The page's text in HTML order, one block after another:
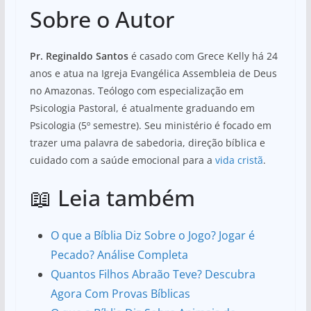
Sobre o Autor
Pr. Reginaldo Santosé casado com Grece Kelly há 24
anos e atua na Igreja Evangélica Assembleia de Deus
no Amazonas. Teólogo com especialização em
Psicologia Pastoral, é atualmente graduando em
Psicologia (5º semestre). Seu ministério é focado em
trazer uma palavra de sabedoria, direção bíblica e
cuidado com a saúde emocional para a vida cristã.
📖 Leia também
O que a Bíblia Diz Sobre o Jogo? Jogar é
Pecado? Análise Completa
Quantos Filhos Abraão Teve? Descubra
Agora Com Provas Bíblicas